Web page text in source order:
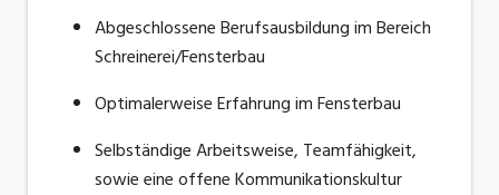
Abgeschlossene Berufsausbildung im Bereich
Schreinerei/Fensterbau
Optimalerweise Erfahrung im Fensterbau
Selbständige Arbeitsweise, Teamfähigkeit,
sowie eine offene Kommunikationskultur